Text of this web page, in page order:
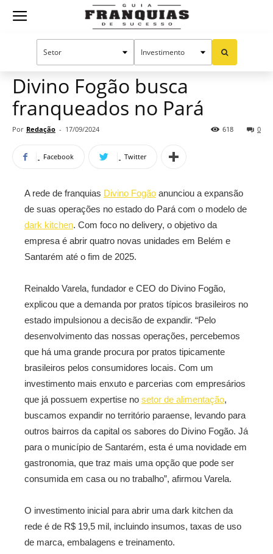
Guia
Mercado de franquias
Divino Fogão busca
franqueados no Pará
Por Redação - 17/09/2024 0
618
Facebook Twitter
A rede de franquias Divino Fogão anunciou a expansão
de suas operações no estado do Pará com o modelo de
dark kitchen. Com foco no delivery, o objetivo da
empresa é abrir quatro novas unidades em Belém e
Santarém até o fim de 2025.
Reinaldo Varela, fundador e CEO do Divino Fogão,
explicou que a demanda por pratos típicos brasileiros no
estado impulsionou a decisão de expandir. “Pelo
desenvolvimento das nossas operações, percebemos
que há uma grande procura por pratos tipicamente
brasileiros pelos consumidores locais. Com um
investimento mais enxuto e parcerias com empresários
que já possuem expertise no setor de alimentação,
buscamos expandir no território paraense, levando para
outros bairros da capital os sabores do Divino Fogão. Já
para o município de Santarém, esta é uma novidade em
gastronomia, que traz mais uma opção que pode ser
consumida em casa ou no trabalho”, afirmou Varela.
O investimento inicial para abrir uma dark kitchen da
rede é de R$ 19,5 mil, incluindo insumos, taxas de uso
de marca, embalagens e treinamento.